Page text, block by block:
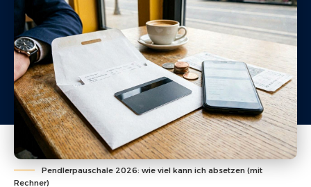
Pendlerpauschale 2026: wie viel kann ich absetzen (mit
Rechner)